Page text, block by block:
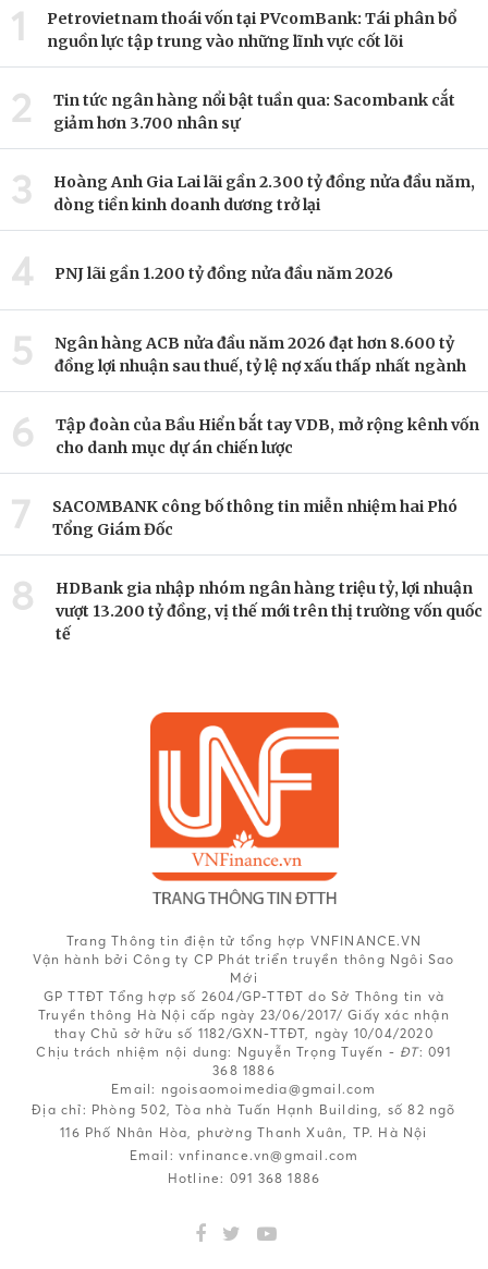
1
Petrovietnam thoái vốn tại PVcomBank: Tái phân bổ
nguồn lực tập trung vào những lĩnh vực cốt lõi
2
Tin tức ngân hàng nổi bật tuần qua: Sacombank cắt
giảm hơn 3.700 nhân sự
3
Hoàng Anh Gia Lai lãi gần 2.300 tỷ đồng nửa đầu năm,
dòng tiền kinh doanh dương trở lại
4 PNJ lãi gần 1.200 tỷ đồng nửa đầu năm 2026
5
Ngân hàng ACB nửa đầu năm 2026 đạt hơn 8.600 tỷ
đồng lợi nhuận sau thuế, tỷ lệ nợ xấu thấp nhất ngành
6
Tập đoàn của Bầu Hiển bắt tay VDB, mở rộng kênh vốn
cho danh mục dự án chiến lược
7
SACOMBANK công bố thông tin miễn nhiệm hai Phó
Tổng Giám Đốc
8
HDBank gia nhập nhóm ngân hàng triệu tỷ, lợi nhuận
vượt 13.200 tỷ đồng, vị thế mới trên thị trường vốn quốc
tế
Trang Thông tin điện tử tổng hợp VNFINANCE.VN
Vận hành bởi Công ty CP Phát triển truyền thông Ngôi Sao
Mới
GP TTĐT Tổng hợp số 2604/GP-TTĐT do Sở Thông tin và
Truyền thông Hà Nội cấp ngày 23/06/2017/ Giấy xác nhận
thay Chủ sở hữu số 1182/GXN-TTĐT, ngày 10/04/2020
Chịu trách nhiệm nội dung: Nguyễn Trọng Tuyến - ĐT: 091
368 1886
Email: ngoisaomoimedia@gmail.com
Địa chỉ: Phòng 502, Tòa nhà Tuấn Hạnh Building, số 82 ngõ
116 Phố Nhân Hòa, phường Thanh Xuân, TP. Hà Nội
Email: vnfinance.vn@gmail.com
Hotline: 091 368 1886